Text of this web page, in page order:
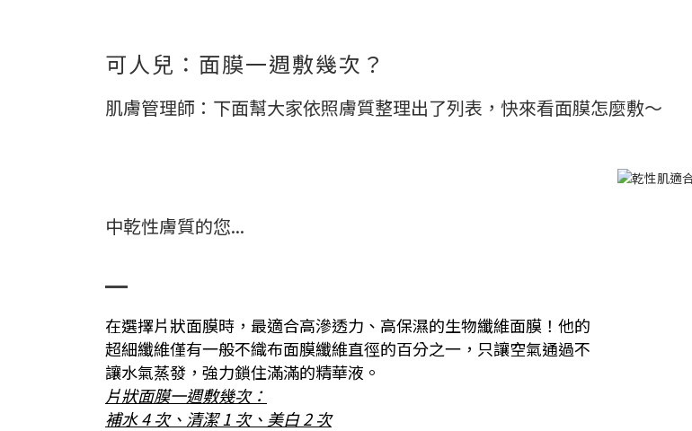
可人兒：面膜一週敷幾次？
肌膚管理師：下面幫大家依照膚質整理出了列表，快來看面膜怎麼敷～
中乾性膚質的您...
在選擇片狀面膜時，最適合高滲透力、高保濕的生物纖維面膜！他的
超細纖維僅有一般不織布面膜纖維直徑的百分之一，只讓空氣通過不
讓水氣蒸發，強力鎖住滿滿的精華液。
片狀面膜一週敷幾次：
補水 4 次、清潔 1 次、美白 2 次